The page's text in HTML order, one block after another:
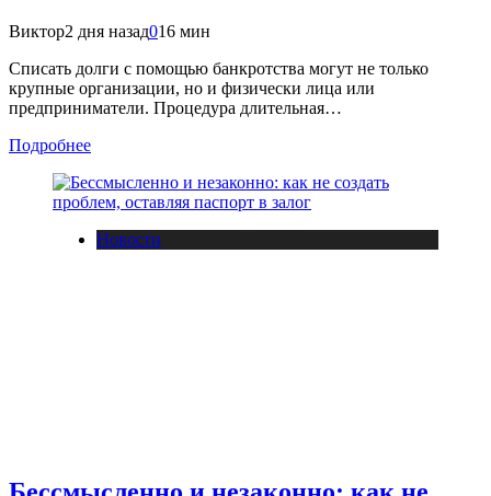
Виктор2 дня назад016 мин
Списать долги с помощью банкротства могут не только
крупные организации, но и физически лица или
предприниматели. Процедура длительная…
Подробнее
Новости